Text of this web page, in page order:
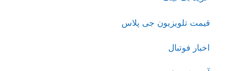
قیمت تلویزیون جی پلاس
اخبار فوتبال